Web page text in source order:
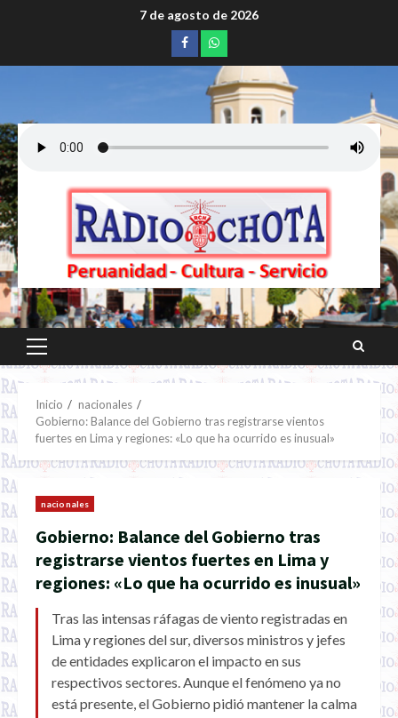
7 de agosto de 2026
Facebookwhatsapp
Menú
principal
Inicio
nacionales
Gobierno: Balance del Gobierno tras registrarse vientos
fuertes en Lima y regiones: «Lo que ha ocurrido es inusual»
nacionales
Gobierno: Balance del Gobierno tras
registrarse vientos fuertes en Lima y
regiones: «Lo que ha ocurrido es inusual»
Tras las intensas ráfagas de viento registradas en
Lima y regiones del sur, diversos ministros y jefes
de entidades explicaron el impacto en sus
respectivos sectores. Aunque el fenómeno ya no
está presente, el Gobierno pidió mantener la calma